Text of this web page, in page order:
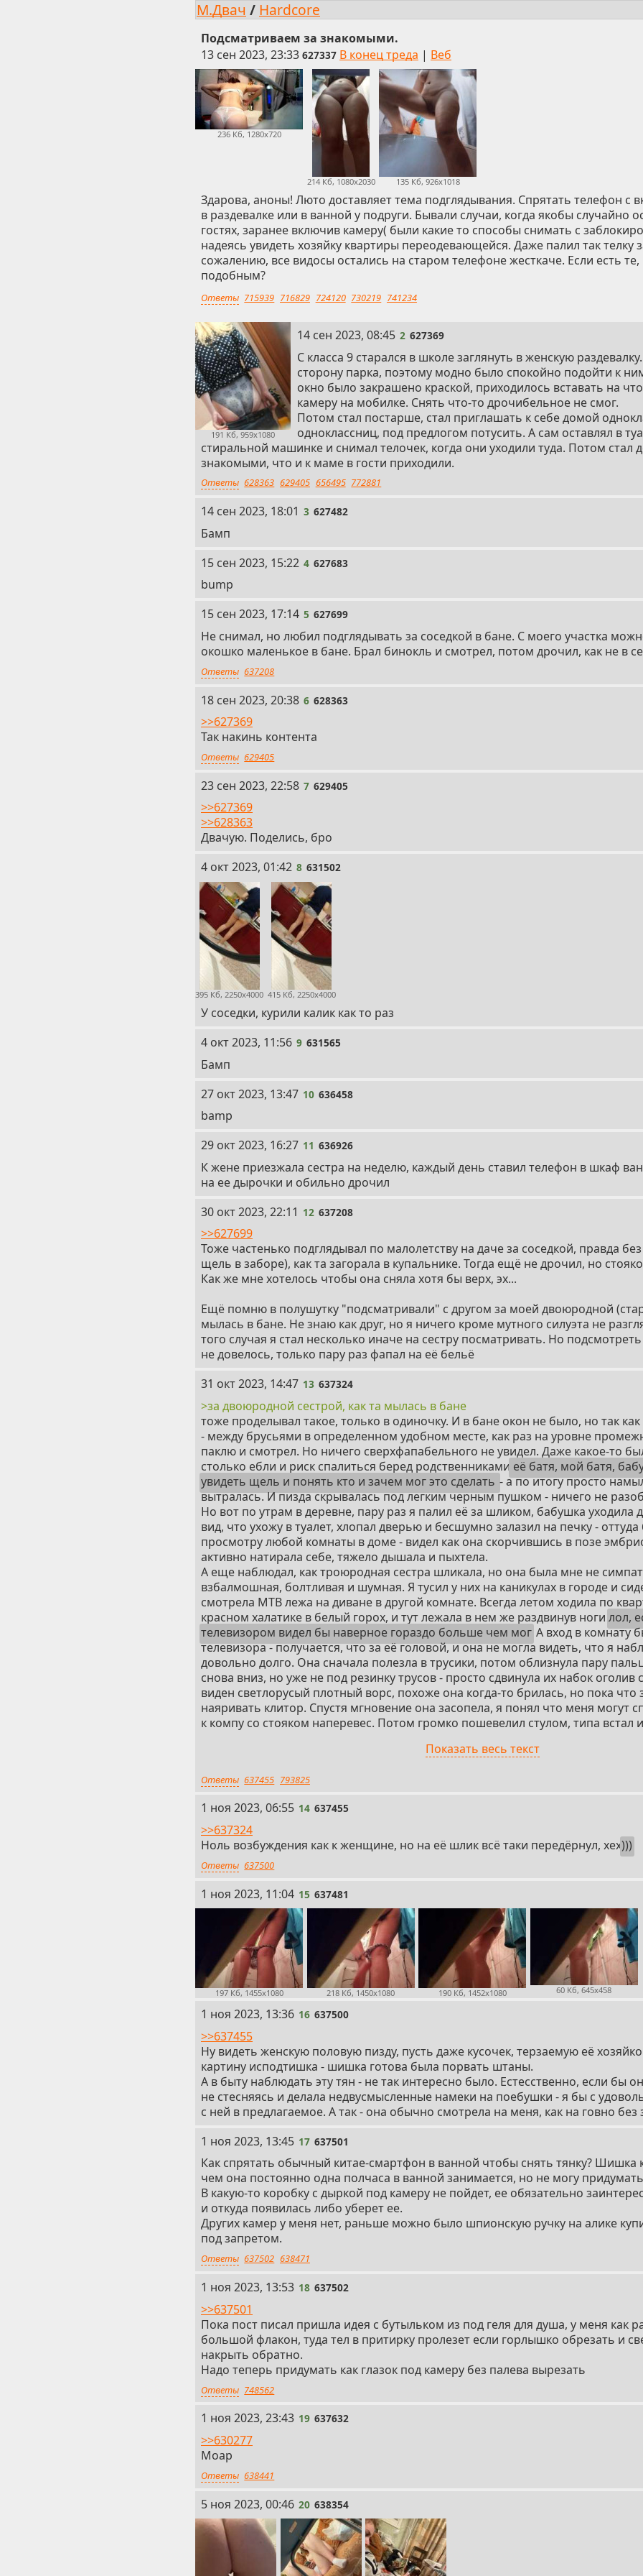
М.Двач / Hardcore
Подсматриваем за знакомыми.
13 сен 2023, 23:33 627337 В конец треда | Веб
236 Кб, 1280x720
214 Кб, 1080x2030 135 Кб, 926x1018
Здарова, аноны! Люто доставляет тема подглядывания. Спрятать телефон с
в раздевалке или в ванной у подруги. Бывали случаи, когда якобы случайно
гостях, заранее включив камеру( были какие то способы снимать с
надеясь увидеть хозяйку квартиры переодевающейся. Даже палил так телку
сожалению, все видосы остались на старом телефоне жесткаче. Если есть
подобным?
Ответы 715939 716829 724120 730219 741234
191 Кб, 959x1080
2
14 сен 2023, 08:45 2 627369
С класса 9 старался в школе заглянуть в женскую
сторону парка, поэтому модно было спокойно подойти к
окно было закрашено краской, приходилось вставать на
камеру на мобилке. Снять что-то дрочибельное не смог.
Потом стал постарше, стал приглашать к себе домой
одноклассниц, под предлогом потусить. А сам оставлял в
стиральной машинке и снимал телочек, когда они уходили туда. Потом стал
знакомыми, что и к маме в гости приходили.
Ответы 628363 629405 656495 772881
3
14 сен 2023, 18:01 3 627482
Бамп
4
15 сен 2023, 15:22 4 627683
bump
5
15 сен 2023, 17:14 5 627699
Не снимал, но любил подглядывать за соседкой в бане. С моего участка
окошко маленькое в бане. Брал бинокль и смотрел, потом дрочил, как не в
Ответы 637208
6
18 сен 2023, 20:38 6 628363
>>627369
Так накинь контента
Ответы 629405
7
23 сен 2023, 22:58 7 629405
>>627369
>>628363
Двачую. Поделись, бро
8
4 окт 2023, 01:42 8 631502
395 Кб, 2250x4000 415 Кб, 2250x4000
У соседки, курили калик как то раз
9
4 окт 2023, 11:56 9 631565
Бамп
10
27 окт 2023, 13:47 10 636458
bamp
11
29 окт 2023, 16:27 11 636926
К жене приезжала сестра на неделю, каждый день ставил телефон в шкаф
на ее дырочки и обильно дрочил
12
30 окт 2023, 22:11 12 637208
>>627699
Тоже частенько подглядывал по малолетству на даче за соседкой, правда
щель в заборе), как та загорала в купальнике. Тогда ещё не дрочил, но
Как же мне хотелось чтобы она сняла хотя бы верх, эх...
Ещё помню в полушутку "подсматривали" с другом за моей двоюродной
мылась в бане. Не знаю как друг, но я ничего кроме мутного силуэта не
того случая я стал несколько иначе на сестру посматривать. Но
не довелось, только пару раз фапал на её бельё
13
31 окт 2023, 14:47 13 637324
>за двоюродной сестрой, как та мылась в бане
тоже проделывал такое, только в одиночку. И в бане окон не было, но так
- между брусьями в определенном удобном месте, как раз на уровне
паклю и смотрел. Но ничего сверхфапабельного не увидел. Даже какое-то
столько ебли и риск спалиться беред родственниками её батя, мой батя,
увидеть щель и понять кто и зачем мог это сделать - а по итогу просто
вытралась. И пизда скрывалась под легким черным пушком - ничего не
Но вот по утрам в деревне, пару раз я палил её за шликом, бабушка уходила
вид, что ухожу в туалет, хлопал дверью и бесшумно залазил на печку - оттуда
просмотру любой комнаты в доме - видел как она скорчившись в позе
активно натирала себе, тяжело дышала и пыхтела.
А еще наблюдал, как троюродная сестра шликала, но она была мне не
взбалмошная, болтливая и шумная. Я тусил у них на каникулах в городе и
смотрела МТВ лежа на диване в другой комнате. Всегда летом ходила по
красном халатике в белый горох, и тут лежала в нем же раздвинув ноги лол,
телевизором видел бы наверное гораздо больше чем мог А вход в комнату
телевизора - получается, что за её головой, и она не могла видеть, что я
довольно долго. Она сначала полезла в трусики, потом облизнула пару
снова вниз, но уже не под резинку трусов - просто сдвинула их набок оголив
виден светлорусый плотный ворс, похоже она когда-то брилась, но пока что
наяривать клитор. Спустя мгновение она засопела, я понял что меня могут
к компу со стояком наперевес. Потом громко пошевелил стулом, типа встал
когда вышел из туалета - она направлялась на кухню ставить чайник с
когда возле компа сидели - ноль возбуждения как к женщине.
Показать весь текст
Ответы 637455 793825
14
1 ноя 2023, 06:55 14 637455
>>637324
Ноль возбуждения как к женщине, но на её шлик всё таки передёрнул, хех)))
Ответы 637500
15
1 ноя 2023, 11:04 15 637481
197 Кб, 1455x1080 218 Кб, 1450x1080 190 Кб, 1452x1080 60 Кб, 645x458
16
1 ноя 2023, 13:36 16 637500
>>637455
Ну видеть женскую половую пизду, пусть даже кусочек, терзаемую её
картину исподтишка - шишка готова была порвать штаны.
А в быту наблюдать эту тян - не так интересно было. Естесственно, если бы
не стесняясь и делала недвусмысленные намеки на поебушки - я бы с
с ней в предлагаемое. А так - она обычно смотрела на меня, как на говно без
17
1 ноя 2023, 13:45 17 637501
Как спрятать обычный китае-смартфон в ванной чтобы снять тянку? Шишка
чем она постоянно одна полчаса в ванной занимается, но не могу
В какую-то коробку с дыркой под камеру не пойдет, ее обязательно
и откуда появилась либо уберет ее.
Других камер у меня нет, раньше можно было шпионскую ручку на алике
под запретом.
Ответы 637502 638471
18
1 ноя 2023, 13:53 18 637502
>>637501
Пока пост писал пришла идея с бутыльком из под геля для душа, у меня как
большой флакон, туда тел в притирку пролезет если горлышко обрезать и
накрыть обратно.
Надо теперь придумать как глазок под камеру без палева вырезать
Ответы 748562
19
1 ноя 2023, 23:43 19 637632
>>630277
Моар
Ответы 638441
20
5 ноя 2023, 00:46 20 638354